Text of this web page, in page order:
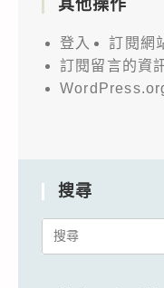
其他操作
登入
訂閱網
訂閱留言的資
搜尋
Search